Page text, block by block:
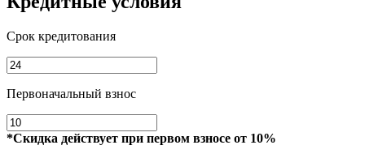
Срок кредитования
Первоначальный взнос
*Скидка действует при первом взносе от 10%